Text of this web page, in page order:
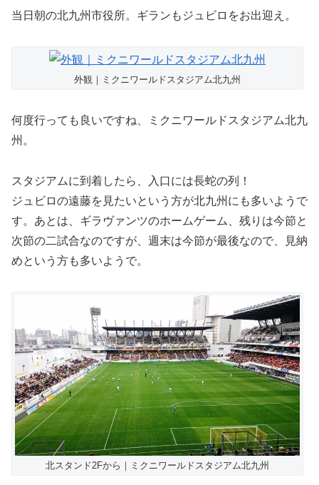
当日朝の北九州市役所。ギランもジュビロをお出迎え。
外観｜ミクニワールドスタジアム北九州
何度行っても良いですね、ミクニワールドスタジアム北九
州。
スタジアムに到着したら、入口には長蛇の列！
ジュビロの遠藤を見たいという方が北九州にも多いようで
す。あとは、ギラヴァンツのホームゲーム、残りは今節と
次節の二試合なのですが、週末は今節が最後なので、見納
めという方も多いようで。
北スタンド2Fから｜ミクニワールドスタジアム北九州